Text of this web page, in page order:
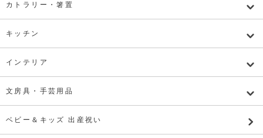
カトラリー・箸置
キッチン
インテリア
文房具・手芸用品
ベビー＆キッズ 出産祝い